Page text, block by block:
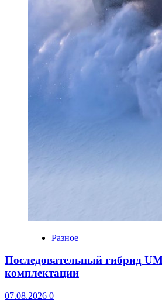
Разное
Последовательный гибрид
комплектации
07.08.2026 0